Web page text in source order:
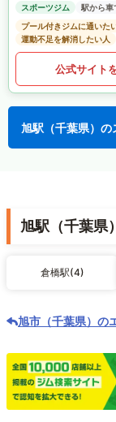
スポーツジム
駅から車
プール付きジムに通いた
運動不足を解消したい人
公式サイト
旭駅（千葉県）
旭駅（千葉県
倉橋駅(4)
旭市（千葉県）の